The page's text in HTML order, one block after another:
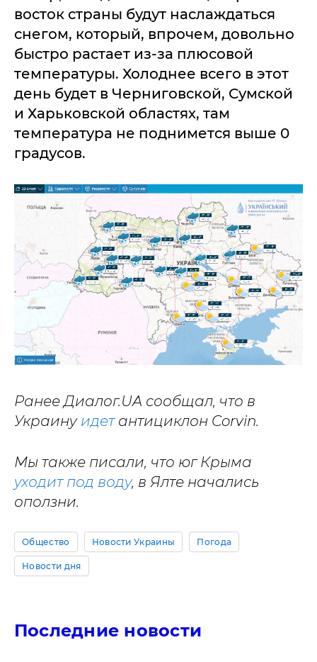
восток страны будут наслаждаться
снегом, который, впрочем, довольно
быстро растает из-за плюсовой
температуры. Холоднее всего в этот
день будет в Черниговской, Сумской
и Харьковской областях, там
температура не поднимется выше 0
градусов.
Ранее Диалог.UA сообщал, что в
Украину идетантициклон Corvin.
Мы также писали, что юг Крыма
уходит под воду, в Ялте начались
оползни.
Общество Новости Украины Погода
Новости дня
Последние новости